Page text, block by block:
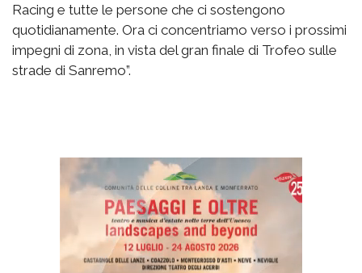
Racing e tutte le persone che ci sostengono
quotidianamente. Ora ci concentriamo verso i prossimi
impegni di zona, in vista del gran finale di Trofeo sulle
strade di Sanremo”.